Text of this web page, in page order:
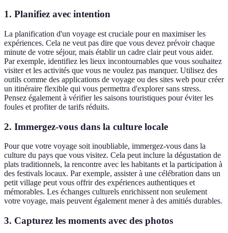
1. Planifiez avec intention
La planification d'un voyage est cruciale pour en maximiser les
expériences. Cela ne veut pas dire que vous devez prévoir chaque
minute de votre séjour, mais établir un cadre clair peut vous aider.
Par exemple, identifiez les lieux incontournables que vous souhaitez
visiter et les activités que vous ne voulez pas manquer. Utilisez des
outils comme des applications de voyage ou des sites web pour créer
un itinéraire flexible qui vous permettra d'explorer sans stress.
Pensez également à vérifier les saisons touristiques pour éviter les
foules et profiter de tarifs réduits.
2. Immergez-vous dans la culture locale
Pour que votre voyage soit inoubliable, immergez-vous dans la
culture du pays que vous visitez. Cela peut inclure la dégustation de
plats traditionnels, la rencontre avec les habitants et la participation à
des festivals locaux. Par exemple, assister à une célébration dans un
petit village peut vous offrir des expériences authentiques et
mémorables. Les échanges culturels enrichissent non seulement
votre voyage, mais peuvent également mener à des amitiés durables.
3. Capturez les moments avec des photos